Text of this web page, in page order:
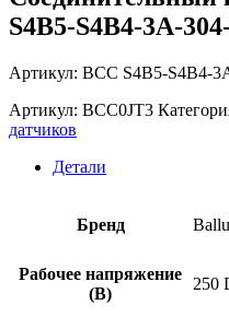
S4B5-S4B4-3A-
Артикул: BCC S4B5-S4B4-
Артикул: BCC0JT3
датчиков
Детали
Бренд
Рабочее напряжение
(В)
250